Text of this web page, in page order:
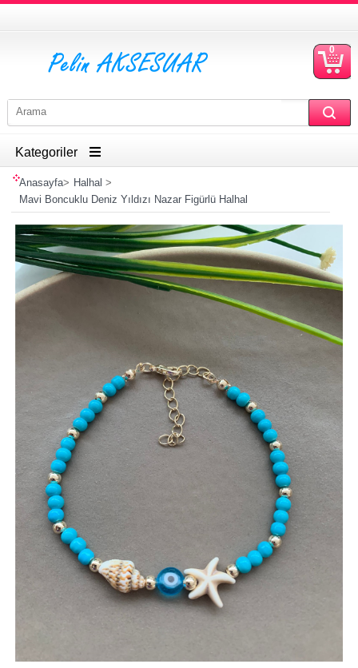
0
Kategoriler
Anasayfa> Halhal >
Mavi Boncuklu Deniz Yıldızı Nazar Figürlü Halhal